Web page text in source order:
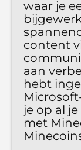
waar je
content
aan
hebt
je op al
met